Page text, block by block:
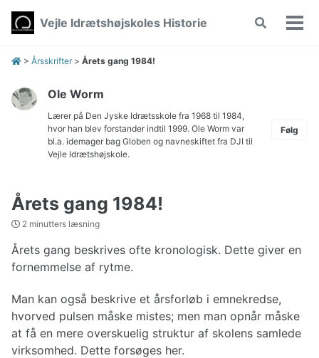
Skip
navigation
Skip
Skip
Vejle Idrætshøjskoles Historie
Toggle Vis/
> Årsskrifter > Årets gang 1984!
Ole Worm
Lærer på Den Jyske Idrætsskole fra 1968 til 1984,
hvor han blev forstander indtil 1999. Ole Worm var
bl.a. idemager bag Globen og navneskiftet fra DJI til
Vejle Idrætshøjskole.
Følg
Årets gang 1984!
2 minutters læsning
Årets gang beskrives ofte kronologisk. Dette giver en
fornemmelse af rytme.
Man kan også beskrive et årsforløb i emnekredse,
hvorved pulsen måske mistes; men man opnår måske
at få en mere overskuelig struktur af skolens samlede
virksomhed. Dette forsøges her.